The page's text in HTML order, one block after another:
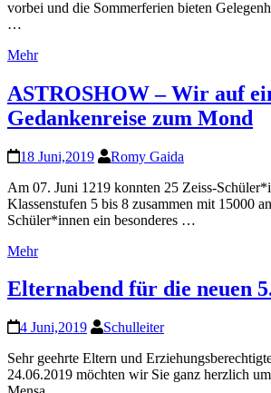
vorbei und die Sommerferien bieten
…
Mehr
ASTROSHOW – Wir auf
Gedankenreise zum Mond
18 Juni,2019
Romy Gaida
Am 07. Juni 1219 konnten 25 Zeiss-
Klassenstufen 5 bis 8 zusammen mit 15000
Schüler*innen ein besonderes …
Mehr
Elternabend für die neuen
4 Juni,2019
Schulleiter
Sehr geehrte Eltern und
24.06.2019 möchten wir Sie ganz herzlich